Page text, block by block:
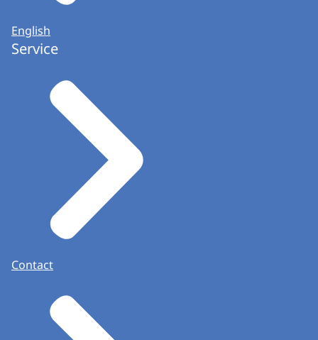
English
Service
Contact